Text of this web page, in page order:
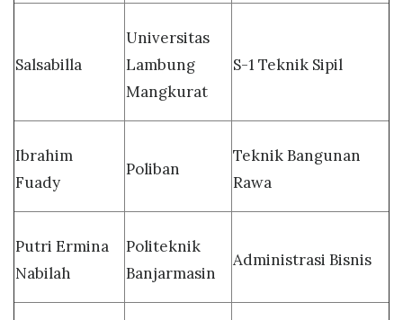
Salsabilla
Universitas
Lambung
Mangkurat
S-1 Teknik Sipil
Ibrahim
Fuady
Poliban
Teknik Bangunan
Rawa
Putri Ermina
Nabilah
Politeknik
Banjarmasin
Administrasi Bisnis